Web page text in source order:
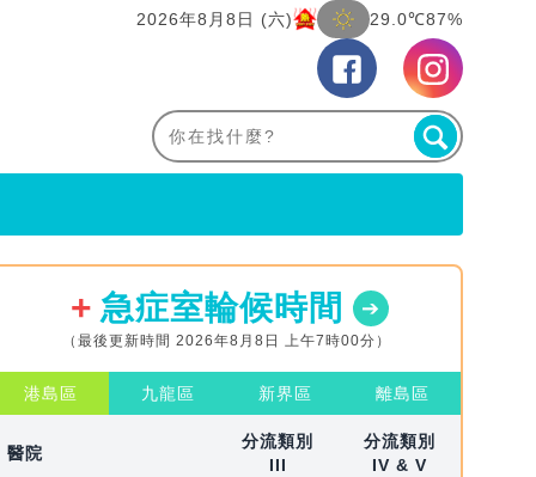
2026年8月8日 (六) 29.0℃87%
急症室輪候時間
（最後更新時間 2026年8月8日 上午7時00分）
港島區 九龍區 新界區 離島區
醫院
分流類別
III
分流類別
IV & V